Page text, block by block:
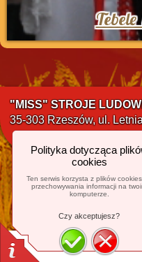
"MISS" STROJE
35-303 Rzeszów, ul.
GSM.
prawa
Przełącz
Polityka dotycząca
cookies
Ten serwis korzysta z plików
przechowywania informacji na
komputerze.
Czy akceptujesz?